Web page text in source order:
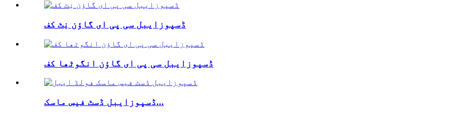
ڈسپوزایبل سی پی ای گاؤن نِٹ کف
ڈسپوزایبل سی پی ای گاؤن انگوٹھا کف
ڈسپوزایبل ڈسٹ فیس ماسک...